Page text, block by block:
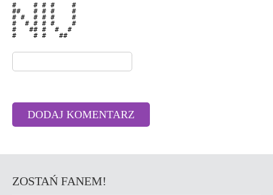
#    # # #    #
##   # # #    #
# #  # # #    #
#  # # # #    #
#   ## #  #  #
#    # #   ##
ZOSTAŃ FANEM!